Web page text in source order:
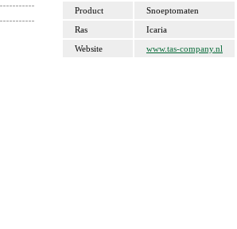
Product
Snoeptomaten
Ras
Icaria
Website
www.tas-company.nl